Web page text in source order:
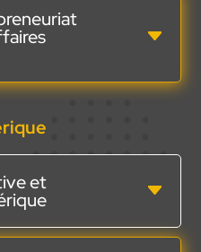
et